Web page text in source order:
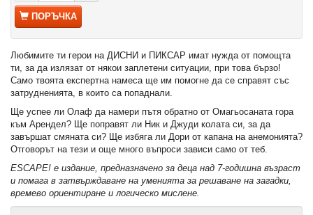
ПОРЪЧКА
Любимите ти герои на ДИСНИ и ПИКСАР имат нужда от помощта
ти, за да излязат от някои заплетени ситуации, при това бързо!
Само твоята експертна намеса ще им помогне да се справят със
затрудненията, в които са попаднали.
Ще успее ли Олаф да намери пътя обратно от Омагьосаната гора
към Арендел? Ще поправят ли Ник и Джуди колата си, за да
завършат смяната си? Ще избяга ли Дори от капана на анемонията?
Отговорът на тези и още много въпроси зависи само от теб.
ESCAPE! е издание, предназначено за деца над 7-годишна възраст
и помага в затвърждаване на уменията за решаване на загадки,
времево ориентиране и логическо мислене.